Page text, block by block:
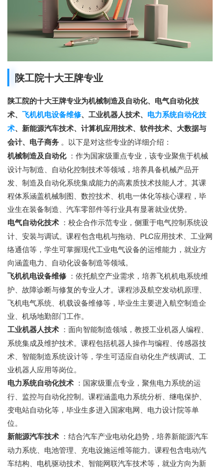
陕工院十大王牌专业
陕工院的十大王牌专业为机械制造及自动化、电气自动化技
术、 飞机机电设备维修、工业机器人技术、 电力系统自动化技
术、新能源汽车技术、计算机应用技术、软件技术、大数据与
会计、电子商务 。以下是对这些专业的详细介绍：
机械制造及自动化 ：作为国家级重点专业，该专业聚焦于机械
设计与制造、自动化控制技术等领域，培养具备机械产品开
发、制造及自动化系统集成能力的高素质技术技能人才。其课
程体系涵盖机械制图、数控技术、机电一体化等核心课程，毕
业生在装备制造、汽车零部件等行业具有显著就业优势。
电气自动化技术 ：校企合作示范专业，侧重于电气控制系统设
计、安装与调试。课程包含电机与拖动、PLC应用技术、工业网
络通信等，学生可掌握现代工业电气设备的运维能力，就业方
向涵盖电力、自动化设备制造等领域。
飞机机电设备维修 ：依托航空产业需求，培养飞机机电系统维
护、故障诊断与修复的专业人才。课程涉及航空发动机原理、
飞机电气系统、机载设备维修等，毕业生主要进入航空制造企
业、机场地勤部门工作。
工业机器人技术 ：面向智能制造领域，教授工业机器人编程、
系统集成及维护技术。课程包括机器人操作与编程、传感器技
术、智能制造系统设计等，学生可适应自动化生产线调试、工
业机器人应用等岗位。
电力系统自动化技术 ：国家级重点专业，聚焦电力系统的运
行、监控与自动化控制。课程涵盖电力系统分析、继电保护、
变电站自动化等，毕业生多进入国家电网、电力设计院等单
位。
新能源汽车技术 ：结合汽车产业电动化趋势，培养新能源汽车
动力系统、电池管理、充电设施运维等能力。课程包含电动汽
车结构、电机驱动技术、智能网联汽车技术等，就业方向为新